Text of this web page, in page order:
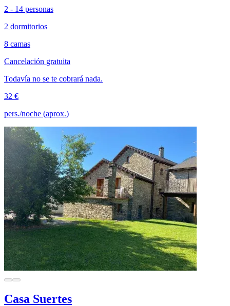
2 - 14 personas
2 dormitorios
8 camas
Cancelación gratuita
Todavía no se te cobrará nada.
32 €
pers./noche (aprox.)
Casa Suertes